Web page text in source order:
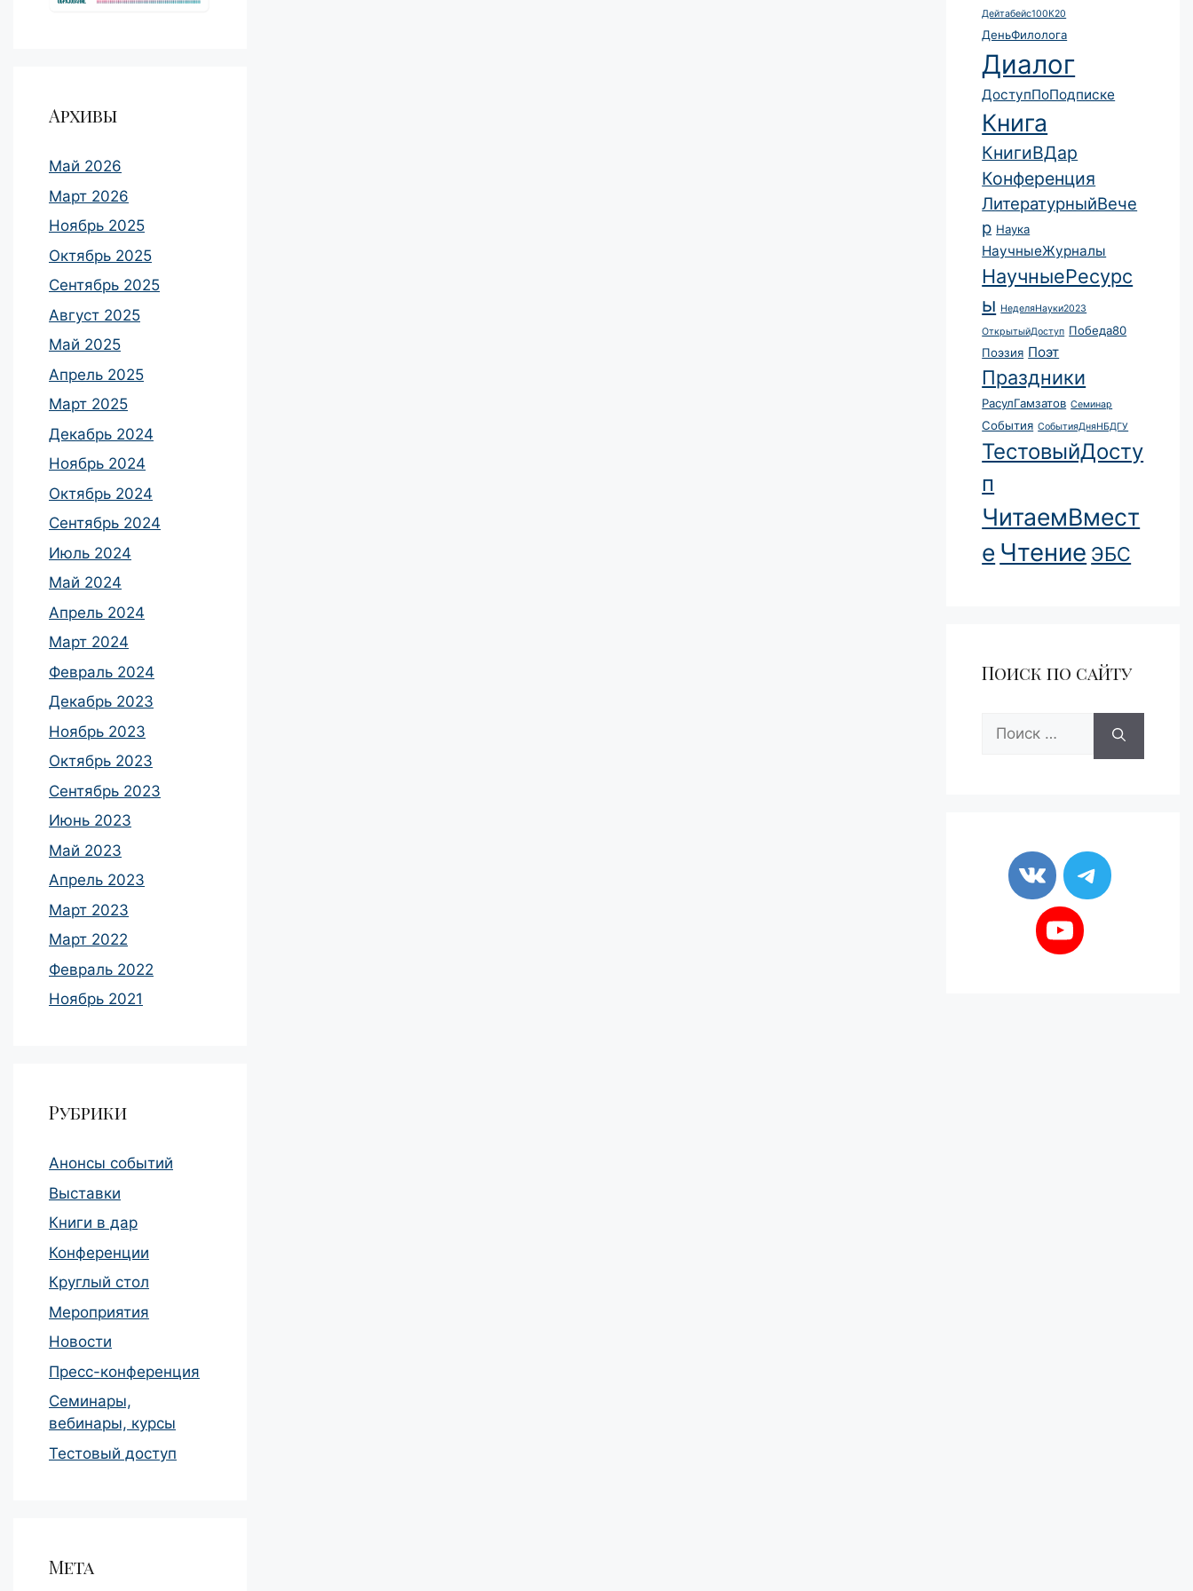
Архивы
Май 2026
Март 2026
Ноябрь 2025
Октябрь 2025
Сентябрь 2025
Август 2025
Май 2025
Апрель 2025
Март 2025
Декабрь 2024
Ноябрь 2024
Октябрь 2024
Сентябрь 2024
Июль 2024
Май 2024
Апрель 2024
Март 2024
Февраль 2024
Декабрь 2023
Ноябрь 2023
Октябрь 2023
Сентябрь 2023
Июнь 2023
Май 2023
Апрель 2023
Март 2023
Март 2022
Февраль 2022
Ноябрь 2021
Рубрики
Анонсы событий
Выставки
Книги в дар
Конференции
Круглый стол
Мероприятия
Новости
Пресс-конференция
Семинары,
вебинары, курсы
Тестовый доступ
Мета
Дейтабейс100К20
ДеньФилолога
Диалог
ДоступПоПодписке
Книга
КнигиВДар
Конференция
ЛитературныйВече
р Наука
НаучныеЖурналы
НаучныеРесурс
ы НеделяНауки2023
ОткрытыйДоступ Победа80
Поэзия Поэт
Праздники
РасулГамзатов Семинар
События СобытияДняНБДГУ
ТестовыйДосту
п
ЧитаемВмест
е Чтение ЭБС
Поиск по сайту